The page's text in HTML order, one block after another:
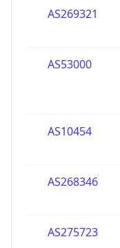
AS269321
AS53000
AS10454
AS268346
AS275723